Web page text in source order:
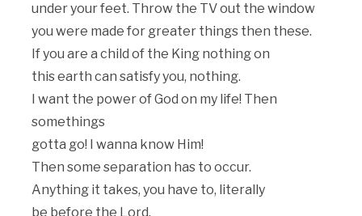
under your feet. Throw the TV out the window
you were made for greater things then these.
If you are a child of the King nothing on
this earth can satisfy you, nothing.
I want the power of God on my life! Then
somethings
gotta go! I wanna know Him!
Then some separation has to occur.
Anything it takes, you have to, literally
be before the Lord.